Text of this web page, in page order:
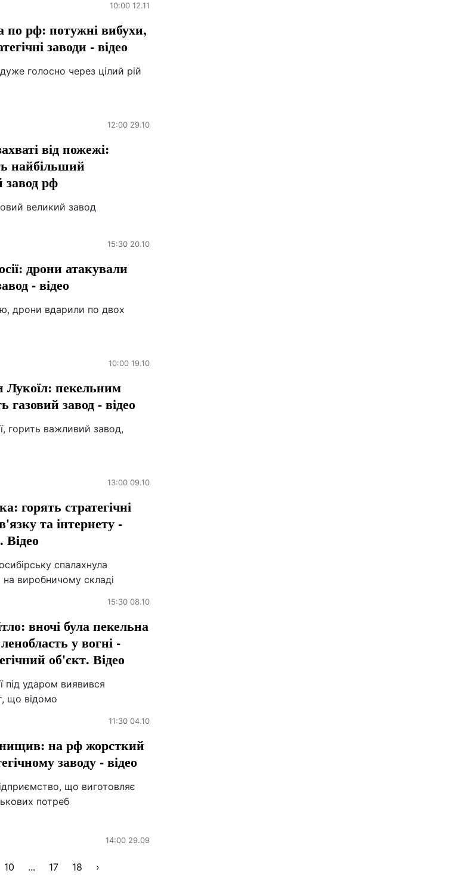
10:00 12.11
по рф: потужні вибухи,
заводи - відео
голосно через цілий рій
12:00 29.10
від пожежі:
найбільший
завод рф
великий завод
15:30 20.10
дрони атакували
- відео
дрони вдарили по двох
10:00 19.10
Лукоїл: пекельним
завод - відео
горить важливий завод,
13:00 09.10
горять стратегічні
та інтернету -
спалахнула
виробничому складі
15:30 08.10
вночі була пекельна
у вогні -
об'єкт. Відео
під ударом виявився
що відомо
11:30 04.10
на рф жорсткий
заводу - відео
що виготовляє
потреб
14:00 29.09
10 ... 17 18 ›